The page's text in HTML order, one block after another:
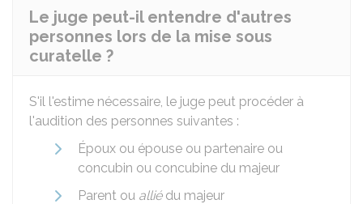
Le juge peut-il entendre d'autres
personnes lors de la mise sous
curatelle ?
S'il l'estime nécessaire, le juge peut procéder à
l'audition des personnes suivantes :
Époux ou épouse ou partenaire ou
concubin ou concubine du majeur
Parent ou alliédu majeur